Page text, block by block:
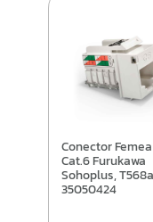
Conector Femea
Cat.6 Furukawa
Sohoplus,
35050424